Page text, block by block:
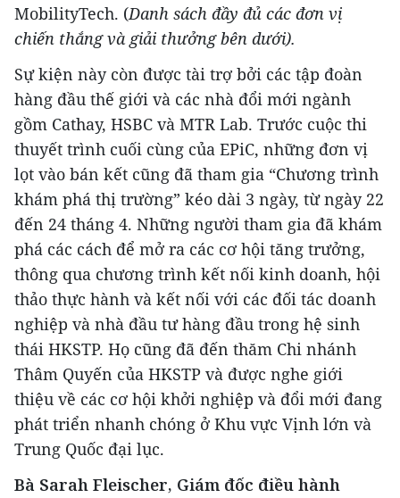
MobilityTech. (Danh sách đầy đủ các đơn vị
chiến thắng và giải thưởng bên dưới).
Sự kiện này còn được tài trợ bởi các tập đoàn
hàng đầu thế giới và các nhà đổi mới ngành
gồm Cathay, HSBC và MTR Lab. Trước cuộc thi
thuyết trình cuối cùng của EPiC, những đơn vị
lọt vào bán kết cũng đã tham gia “Chương trình
khám phá thị trường” kéo dài 3 ngày, từ ngày 22
đến 24 tháng 4. Những người tham gia đã khám
phá các cách để mở ra các cơ hội tăng trưởng,
thông qua chương trình kết nối kinh doanh, hội
thảo thực hành và kết nối với các đối tác doanh
nghiệp và nhà đầu tư hàng đầu trong hệ sinh
thái HKSTP. Họ cũng đã đến thăm Chi nhánh
Thâm Quyến của HKSTP và được nghe giới
thiệu về các cơ hội khởi nghiệp và đổi mới đang
phát triển nhanh chóng ở Khu vực Vịnh lớn và
Trung Quốc đại lục.
Bà Sarah Fleischer, Giám đốc điều hành